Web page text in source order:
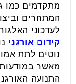
מתקדמים כמו
המתחרים
לעדכוני
קידום אורגני
נוטים לתת
מאשר
התנועה